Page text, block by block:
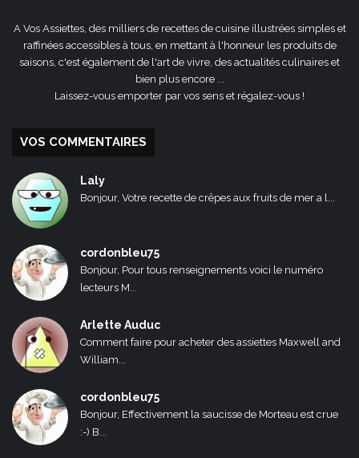
A Vos Assiettes, des milliers de recettes de cuisine illustrées simples et
raffinées accessibles à tous, en mettant à l'honneur les produits de
saisons, c'est également de l'art de vivre, des actualités culinaires et
bien plus encore ...
Laissez-vous emporter par vos sens et régalez-vous !
VOS COMMENTAIRES
Laly
Bonjour, Votre recette de crêpes aux fruits de mer a l...
cordonbleu75
Bonjour, Pour tous renseignements voici le numéro
lecteurs M...
Arlette Auduc
Comment faire pour acheter des assiettes Maxwell and
William...
cordonbleu75
Bonjour, Effectivement la saucisse de Morteau est crue
:-) B...